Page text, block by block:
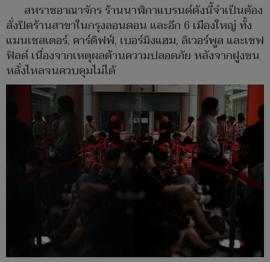
สหราชอาณาจักร ร้านนาฬิกาแบรนด์ดังนี้จำเป็นต้อง
สั่งปิดร้านสาขาในกรุงลอนดอน และอีก 6 เมืองใหญ่ ทั้ง
แมนเชสเตอร์, คาร์ดิฟฟ์, เบอร์มิงแฮม, ลิเวอร์พูล และเชฟ
ฟิลด์ เนื่องจากเหตุผลด้านความปลอดภัย หลังจากฝูงชน
หลั่งไหลจนควบคุมไม่ได้